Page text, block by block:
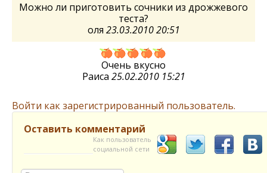
Можно ли приготовить сочники из дрожжевого
теста?
оля 23.03.2010 20:51
Очень вкусно
Раиса 25.02.2010 15:21
Войти как зарегистрированный пользователь.
Оставить комментарий
Как пользователь
социальной сети